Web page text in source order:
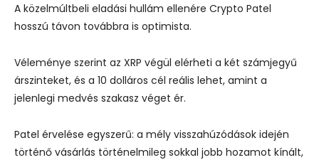
A közelmúltbeli eladási hullám ellenére Crypto Patel
hosszú távon továbbra is optimista.
Véleménye szerint az XRP végül elérheti a két számjegyű
árszinteket, és a 10 dolláros cél reális lehet, amint a
jelenlegi medvés szakasz véget ér.
Patel érvelése egyszerű: a mély visszahúzódások idején
történő vásárlás történelmileg sokkal jobb hozamot kínált,